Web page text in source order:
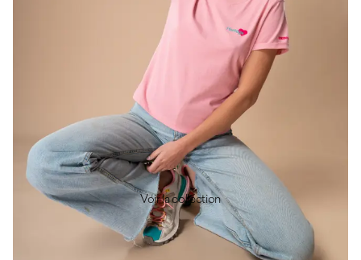
Voir la collection